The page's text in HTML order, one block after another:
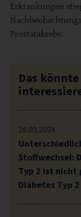
Erkrankungen
Prostatakrebs.
Das
26.03.2024
Stoffwechsel:
Typ 2 ist nicht
Diabetes Typ 2